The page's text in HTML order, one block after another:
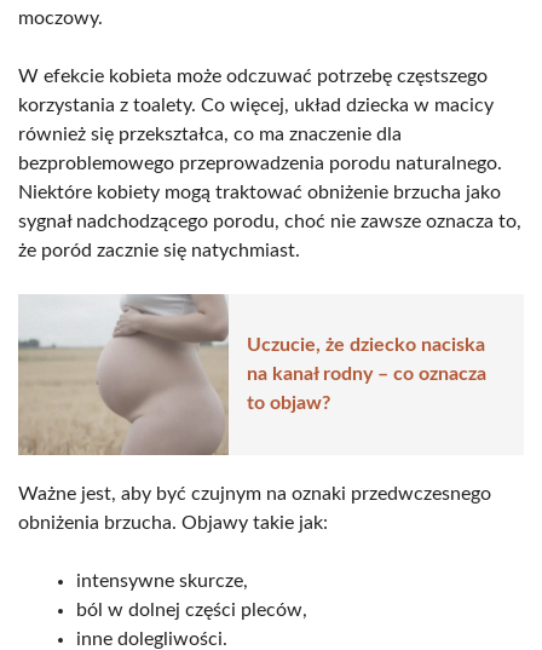
moczowy.
W efekcie kobieta może odczuwać potrzebę częstszego
korzystania z toalety. Co więcej, układ dziecka w macicy
również się przekształca, co ma znaczenie dla
bezproblemowego przeprowadzenia porodu naturalnego.
Niektóre kobiety mogą traktować obniżenie brzucha jako
sygnał nadchodzącego porodu, choć nie zawsze oznacza to,
że poród zacznie się natychmiast.
Uczucie, że dziecko naciska
na kanał rodny – co oznacza
to objaw?
Ważne jest, aby być czujnym na oznaki przedwczesnego
obniżenia brzucha. Objawy takie jak:
intensywne skurcze,
ból w dolnej części pleców,
inne dolegliwości.